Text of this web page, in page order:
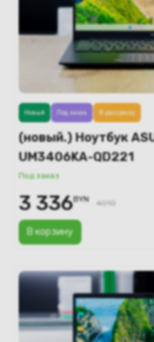
(новый.) Ноутбук
UM3406KA-QD221
Под заказ
В корзину
Новый Под заказ В рассрочку
3 336BYN 4010